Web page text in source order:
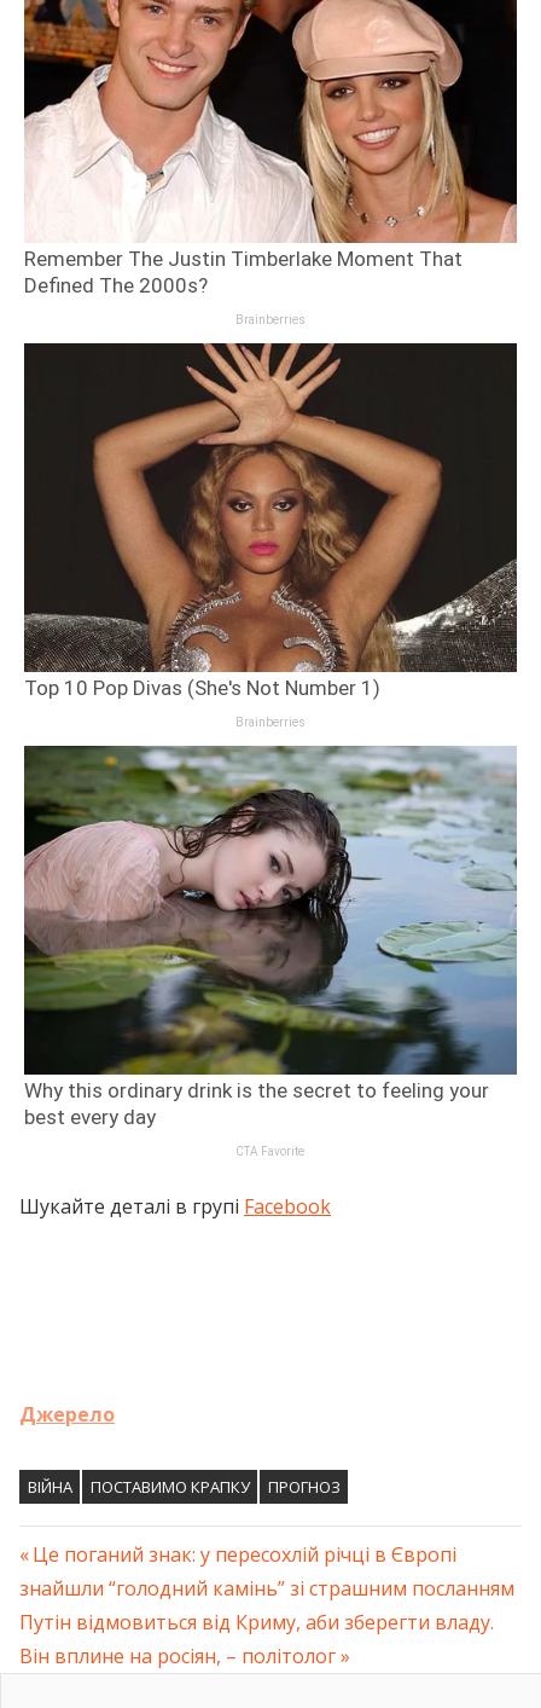
Шукайте деталі в групі Facebook
Джерело
ВІЙНА ПОСТАВИМО КРАПКУ ПРОГНОЗ
Навігація
записів
Previous
Post:
Це поганий знак: у пересохлій річці в Європі
знайшли “голодний камінь” зі страшним посланням
Next
Post:
Путін відмовиться від Криму, аби зберегти владу.
Він вплине на росіян, – політолог